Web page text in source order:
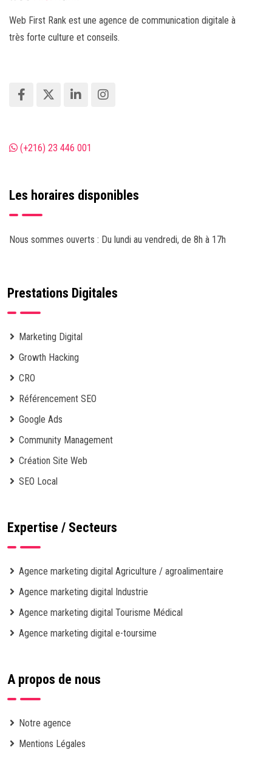
Web First Rank est une agence de communication digitale à
très forte culture et conseils.
(+216) 23 446 001
Les horaires disponibles
Nous sommes ouverts : Du lundi au vendredi, de 8h à 17h
Prestations Digitales
Marketing Digital
Growth Hacking
CRO
Référencement SEO
Google Ads
Community Management
Création Site Web
SEO Local
Expertise / Secteurs
Agence marketing digital Agriculture / agroalimentaire
Agence marketing digital Industrie
Agence marketing digital Tourisme Médical
Agence marketing digital e-toursime
A propos de nous
Notre agence
Mentions Légales